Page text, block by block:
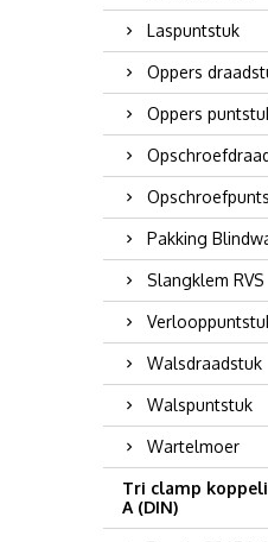
Laspuntstuk
Oppers
Oppers
Pakking
Slangklem RVS
Walsdraadstuk
Walspuntstuk
Wartelmoer
Tri clamp
A (DIN)